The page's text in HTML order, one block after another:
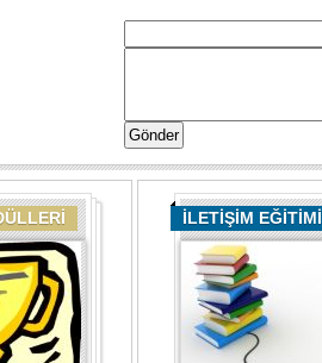
İLETİŞİM EĞİTİMİ